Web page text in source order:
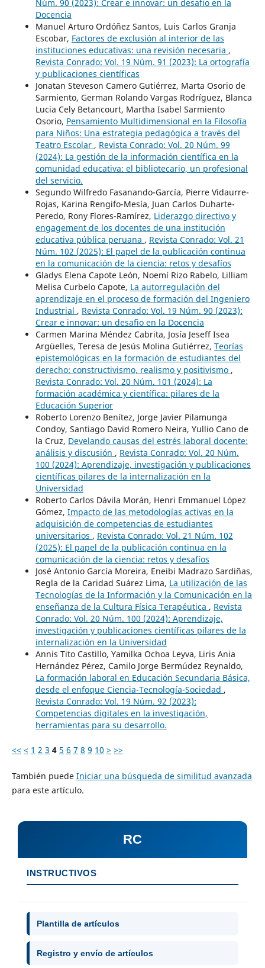
Núm. 90 (2023): Crear e innovar: un desafio en la
Docencia
Manuel Arturo Ordóñez Santos, Luis Carlos Granja
Escobar, Factores de exclusión al interior de las
instituciones educativas: una revisión necesaria ,
Revista Conrado: Vol. 19 Núm. 91 (2023): La ortografía
y publicaciones científicas
Jonatan Steveson Camero Gutiérrez, Marta Osorio de
Sarmiento, German Rolando Vargas Rodríguez, Blanca
Lucia Cely Betancourt, Martha Isabel Sarmiento
Osorio, Pensamiento Multidimensional en la Filosofía
para Niños: Una estrategia pedagógica a través del
Teatro Escolar , Revista Conrado: Vol. 20 Núm. 99
(2024): La gestión de la información científica en la
comunidad educativa: el bibliotecario, un profesional
del servicio.
Segundo Wilfredo Fasanando-García, Pierre Vidaurre-
Rojas, Karina Rengifo-Mesía, Juan Carlos Duharte-
Peredo, Rony Flores-Ramírez, Liderazgo directivo y
engagement de los docentes de una institución
educativa pública peruana , Revista Conrado: Vol. 21
Núm. 102 (2025): El papel de la publicación continua
en la comunicación de la ciencia: retos y desafíos
Gladys Elena Capote León, Noemí Rizo Rabelo, Lilliam
Melisa Curbelo Capote, La autorregulación del
aprendizaje en el proceso de formación del Ingeniero
Industrial , Revista Conrado: Vol. 19 Núm. 90 (2023):
Crear e innovar: un desafio en la Docencia
Carmen Marina Méndez Cabrita, Josía Jeseff Isea
Argüelles, Teresa de Jesús Molina Gutiérrez, Teorías
epistemológicas en la formación de estudiantes del
derecho: constructivismo, realismo y positivismo ,
Revista Conrado: Vol. 20 Núm. 101 (2024): La
formación académica y científica: pilares de la
Educación Superior
Roberto Lorenzo Benítez, Jorge Javier Pilamunga
Condoy, Santiago David Romero Neira, Yullio Cano de
la Cruz, Develando causas del estrés laboral docente:
análisis y discusión , Revista Conrado: Vol. 20 Núm.
100 (2024): Aprendizaje, investigación y publicaciones
científicas pilares de la internalización en la
Universidad
Roberto Carlos Dávila Morán, Henri Emmanuel López
Gómez, Impacto de las metodologías activas en la
adquisición de competencias de estudiantes
universitarios , Revista Conrado: Vol. 21 Núm. 102
(2025): El papel de la publicación continua en la
comunicación de la ciencia: retos y desafíos
José Antonio García Moreira, Eneibi Madrazo Sardiñas,
Regla de la Caridad Suárez Lima, La utilización de las
Tecnologías de la Información y la Comunicación en la
enseñanza de la Cultura Física Terapéutica , Revista
Conrado: Vol. 20 Núm. 100 (2024): Aprendizaje,
investigación y publicaciones científicas pilares de la
internalización en la Universidad
Annis Tito Castillo, Yamilka Ochoa Leyva, Liris Ania
Hernández Pérez, Camilo Jorge Bermúdez Reynaldo,
La formación laboral en Educación Secundaria Básica,
desde el enfoque Ciencia-Tecnología-Sociedad ,
Revista Conrado: Vol. 19 Núm. 92 (2023):
Competencias digitales en la investigación,
herramientas para su desarrollo.
<< < 1 2 3 4 5 6 7 8 9 10 > >>
También puede Iniciar una búsqueda de similitud avanzada
para este artículo.
RC
INSTRUCTIVOS
Plantilla de artículos
Registro y envío de artículos